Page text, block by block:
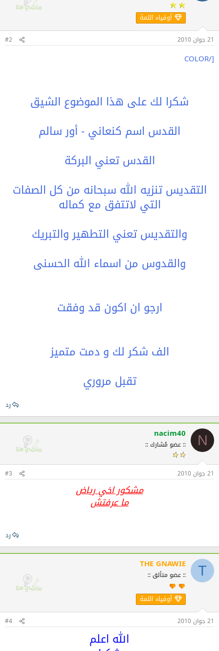
أوفياء اللمة
21 جوان 2010 #2
[/COLOR
شكرا لك على هذا الموضوع الشيق
القدس اسم كنعاني - أور سالم
القدس تعني البركة
التقديس تنزيه الله سبحانه من كل الصفات
التي لاتتفق مع كماله
والتقديس تعني التطهير والتبريك
والقدوس من اسماء الله الحسنى
ارجو ان اكون قد وفقت
الف شكر لك و دمت متميز
تقبل مروري​
رد
N
nacim40
:: عضو مُشارك ::
21 جوان 2010 #3
مشكور اخي رياض
ما عرفتش
رد
T
THE GNAWIE
:: عضو متألق ::
أوفياء اللمة
21 جوان 2010 #4
الله اعلم